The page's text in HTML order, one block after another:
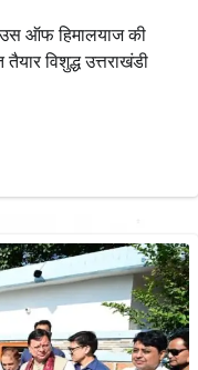
ऑफ हिमालयाज की
विशुद्ध उत्तराखंडी